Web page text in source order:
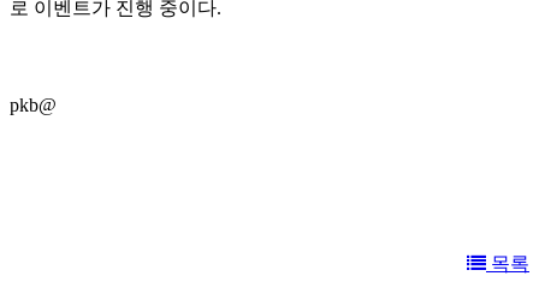
로 이벤트가 진행 중이다.
pkb@
목록